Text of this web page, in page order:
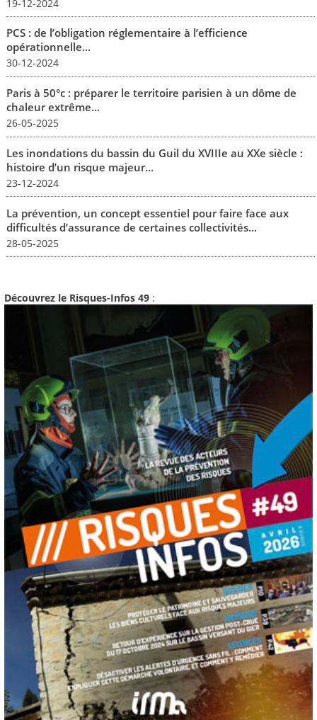
19-12-2024
PCS : de l’obligation réglementaire à l’efficience
opérationnelle...
30-12-2024
Paris à 50°c : préparer le territoire parisien à un dôme de
chaleur extrême...
26-05-2025
Les inondations du bassin du Guil du XVIIIe au XXe siècle :
histoire d’un risque majeur...
23-12-2024
La prévention, un concept essentiel pour faire face aux
difficultés d’assurance de certaines collectivités...
28-05-2025
Découvrez le Risques-Infos 49 :